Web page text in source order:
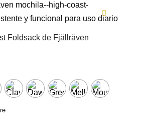
Foldsack de Fjällräven
€.